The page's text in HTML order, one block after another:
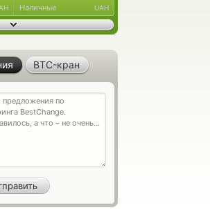
Наличные UAH
BTC-кран